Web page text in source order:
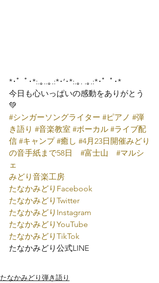
*･゜ﾟ･*:.｡..｡.:*･’･*:.｡. .｡.:*･゜ﾟ･*
今日も心いっぱいの感動をありがとう
💚
#シンガーソングライター #ピアノ #弾
き語り #音楽教室 #ボーカル #ライブ配
信 #キャンプ #癒し #4月23日開催みどり
の音手紙まで58日
#富士山
#マルシ
ェ
みどり音楽工房
たなかみどり Facebook
たなかみどり Twitter
たなかみどり Instagram
たなかみどり YouTube
たなかみどり TikTok
たなかみどり公式LINE
たなかみどり弾き語り